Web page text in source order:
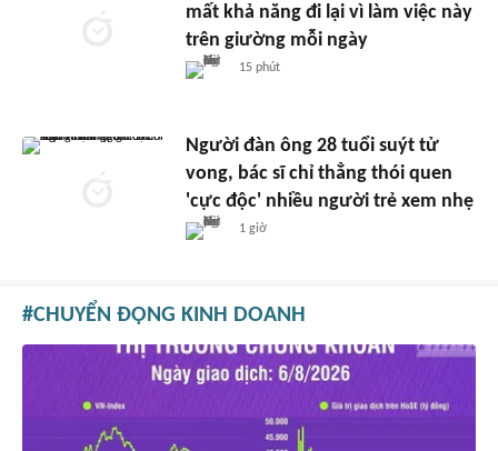
mất khả năng đi lại vì làm việc này
trên giường mỗi ngày
15 phút
Người đàn ông 28 tuổi suýt tử
vong, bác sĩ chỉ thẳng thói quen
'cực độc' nhiều người trẻ xem nhẹ
1 giờ
CHUYỂN ĐỘNG KINH DOANH